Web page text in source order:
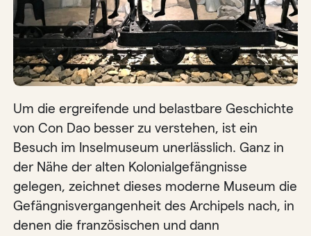
Um die ergreifende und belastbare Geschichte
von Con Dao besser zu verstehen, ist ein
Besuch im Inselmuseum unerlässlich. Ganz in
der Nähe der alten Kolonialgefängnisse
gelegen, zeichnet dieses moderne Museum die
Gefängnisvergangenheit des Archipels nach, in
denen die französischen und dann